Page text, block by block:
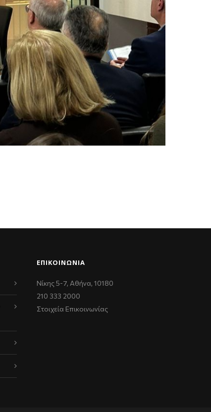
ΕΠΙΚΟΙΝΩΝΊΑ
Νίκης 5-7, Αθήνα, 10180
210 333 2000
Στοιχεία Επικοινωνίας